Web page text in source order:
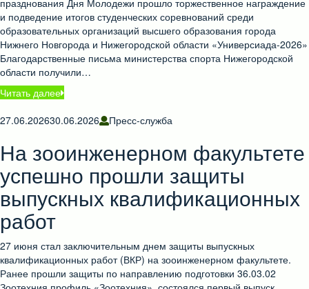
празднования Дня Молодежи прошло торжественное награждение
и подведение итогов студенческих соревнований среди
образовательных организаций высшего образования города
Нижнего Новгорода и Нижегородской области «Универсиада-2026»
Благодарственные письма министерства спорта Нижегородской
области получили…
Читать далее
27.06.202630.06.2026 Пресс-служба
На зооинженерном факультете
успешно прошли защиты
выпускных квалификационных
работ
27 июня стал заключительным днем защиты выпускных
квалификационных работ (ВКР) на зооинженерном факультете.
Ранее прошли защиты по направлению подготовки 36.03.02